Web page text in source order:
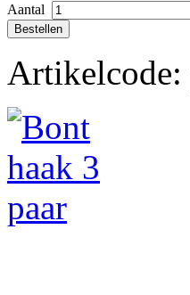
Aantal
Artikelcode: